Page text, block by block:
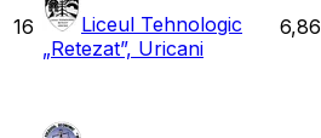
16
Liceul Tehnologic
„Retezat”, Uricani
6,86